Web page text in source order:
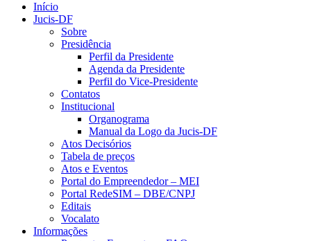
Início
Jucis-DF
Sobre
Presidência
Perfil da Presidente
Agenda da Presidente
Perfil do Vice-Presidente
Contatos
Institucional
Organograma
Manual da Logo da Jucis-DF
Atos Decisórios
Tabela de preços
Atos e Eventos
Portal do Empreendedor – MEI
Portal RedeSIM – DBE/CNPJ
Editais
Vocalato
Informações